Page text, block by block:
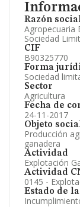
Razón
Agropecuaria
Sociedad
CIF
B90325770
Forma
Sociedad
Sector
Agricultura
Fecha de
24-11-2017
Objeto
Producción
ganadera
Actividad
Explotación
Actividad
0145 -
Estado de
Artículos